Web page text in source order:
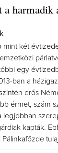
harmadik
mint két
egy
ban a
erős
érmet, szám
legjobban
kapták.